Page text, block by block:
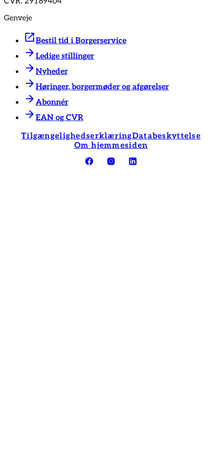
Genveje
Bestil tid i Borgerservice
Ledige stillinger
Nyheder
Høringer, borgermøder og afgørelser
Abonnér
EAN og CVR
TilgængelighedserklæringDatabeskyttelse
Om hjemmesiden